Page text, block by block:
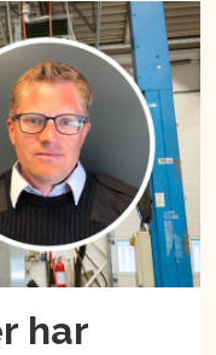
har